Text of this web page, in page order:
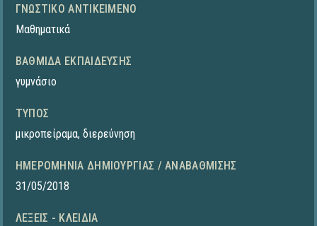
ΓΝΩΣΤΙΚΌ ΑΝΤΙΚΕΊΜΕΝΟ
Μαθηματικά
ΒΑΘΜΊΔΑ ΕΚΠΑΊΔΕΥΣΗΣ
γυμνάσιο
ΤΎΠΟΣ
μικροπείραμα, διερεύνηση
ΗΜΕΡΟΜΗΝΊΑ ΔΗΜΙΟΥΡΓΊΑΣ / ΑΝΑΒΆΘΜΙΣΗΣ
31/05/2018
ΛΈΞΕΙΣ - ΚΛΕΙΔΙΆ